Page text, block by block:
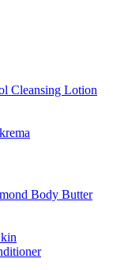
Cleansing Lotion
Body Butter